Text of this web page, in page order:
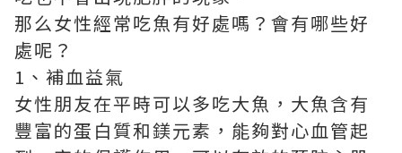
那么女性經常吃魚有好處嗎？會有哪些好
處呢？
1、補血益氣
女性朋友在平時可以多吃大魚，大魚含有
豐富的蛋白質和鎂元素，能夠對心血管起